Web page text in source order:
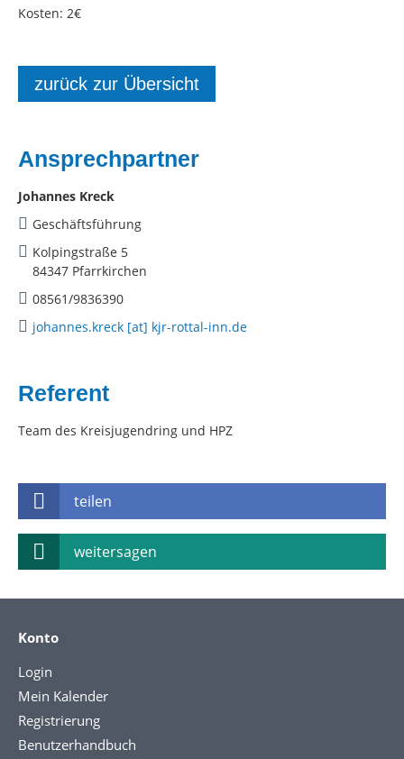
Kosten: 2€
zurück zur Übersicht
Ansprechpartner
Johannes Kreck
Geschäftsführung
Kolpingstraße 5
84347 Pfarrkirchen
08561/9836390
johannes.kreck [at] kjr-rottal-inn.de
Referent
Team des Kreisjugendring und HPZ
teilen
weitersagen
Konto
Login
Mein Kalender
Registrierung
Benutzerhandbuch